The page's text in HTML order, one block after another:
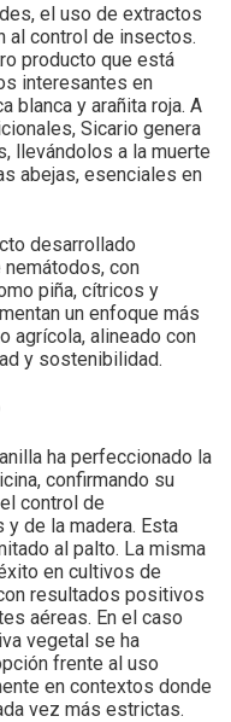
el uso de extractos
al control de insectos.
producto que está
interesantes en
blanca y arañita roja. A
Sicario genera
llevándolos a la muerte
abejas, esenciales en
desarrollado
con
piña, cítricos y
un enfoque más
agrícola, alineado con
y sostenibilidad.
ha perfeccionado la
confirmando su
control de
de la madera. Esta
al palto. La misma
en cultivos de
resultados positivos
aéreas. En el caso
vegetal se ha
frente al uso
en contextos donde
vez más estrictas.